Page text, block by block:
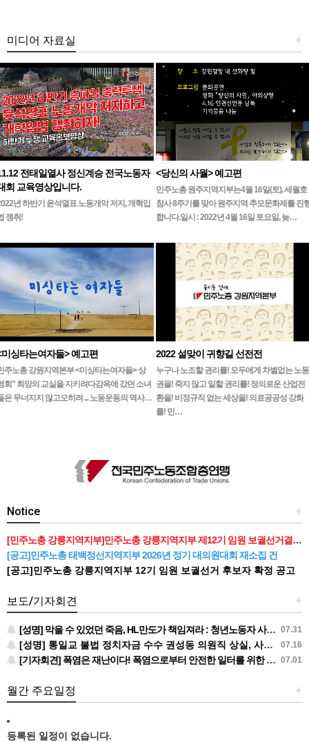
+
미디어 자료실
전태일열사 정신계승 전국노동자
회 교육영상입니다.
년 하반기 윤석열표 노동개악 저지, 개혁입
쟁취!
<당신의 사월> 예고편
민주노총 원주지역지부는4월 16일(토), 세월호
참사 8주기를 맞아 원주지역 추모문화제를 진
합니다.일시 : 2022년 4월 16일 토요일, 늦…
미싱타는여자들> 예고편
주노총 강원지역본부 <미싱타는여자들> 상
회" 희망의 교실을 지키려다감옥에 갔던 소녀
은 무너지지 않고오히려 ... 노동운동의 역사…
2022 설맞이 귀향길 선전전
누구나 노조할 권리를! 모두에게 차별없는 노동
권을! 죽지 않고 일할 권리를! 정의로운 산업전
환을! 비정규직 없는 세상을! 의료공공성 강화
를! 민…
+
Notice
[민주노총 강릉지역지부]민주노총 강릉지역지부 제12기 임원 보궐선거결과 공고
[공고]민주노총 태백정선지역지부 2026년 정기 대의원대회 재소집 건
[공고]민주노총 강릉지역지부 12기 임원 보궐선거 후보자 확정 공고
+
보도/기자회견
07.31
[성명] 막을 수 있었던 죽음, HL만도가 책임져라 : 청년노동자 사망사고의 철저한 진상규명과 재발방지 대책 마련하라
07.16
[성명] 통일교 불법 정치자금 수수 권성동 의원직 상실, 사필귀정이다
07.01
[기자회견] 폭염은 재난이다! 폭염으로부터 안전한 일터를 위한 민주노총 강원지역본부 폭염감시단 선포 기자회견
+
월간 주요일정
등록된 일정이 없습니다.